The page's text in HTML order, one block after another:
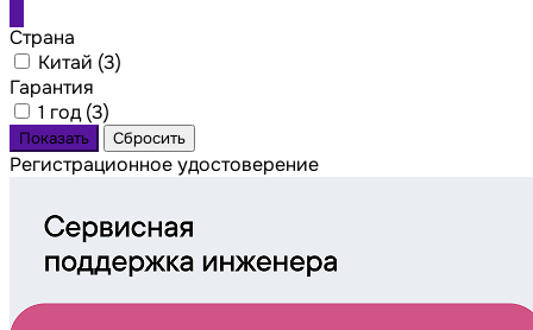
Страна
Китай (3)
Гарантия
1 год (3)
Регистрационное удостоверение